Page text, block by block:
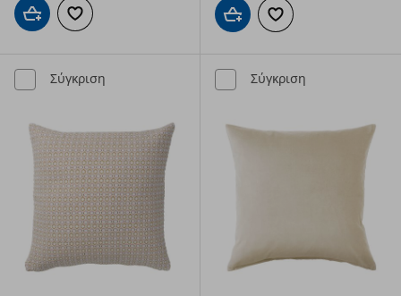
Προσθήκη στο καλάθι
Προσθήκη στα αγαπημένα Προσθήκη στο καλάθι
Προσθήκη στα
Σύγκριση Σύγκριση